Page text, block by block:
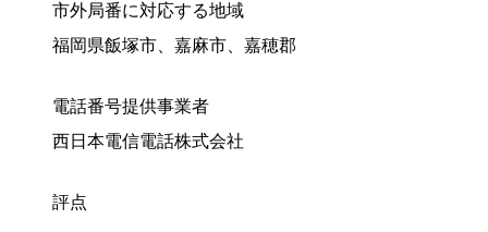
市外局番に対応する地域
福岡県飯塚市、嘉麻市、嘉穂郡
電話番号提供事業者
西日本電信電話株式会社
評点